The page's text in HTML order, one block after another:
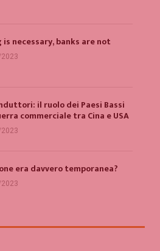
is necessary, banks are not
il ruolo dei Paesi Bassi
commerciale tra Cina e USA
era davvero temporanea?